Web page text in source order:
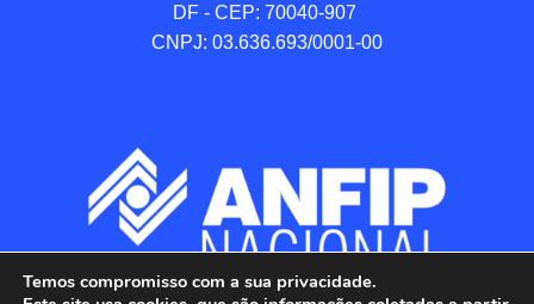
DF - CEP: 70040-907
CNPJ: 03.636.693/0001-00
Temos compromisso com a sua privacidade.